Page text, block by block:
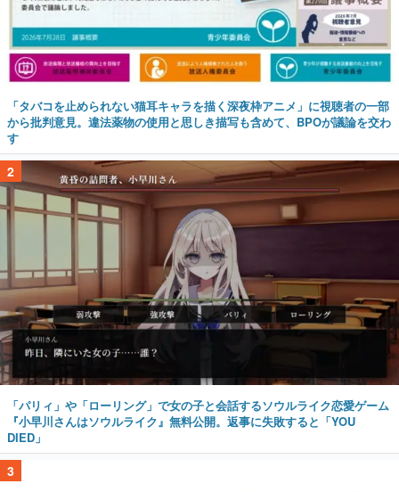
「タバコを止められない猫耳キャラを描く深夜枠アニメ」に視聴者の一部
から批判意見。違法薬物の使用と思しき描写も含めて、BPOが議論を交わ
す
2
「パリィ」や「ローリング」で女の子と会話するソウルライク恋愛ゲーム
『小早川さんはソウルライク』無料公開。返事に失敗すると「YOU
DIED」
3